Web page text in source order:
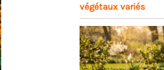
végétaux variés